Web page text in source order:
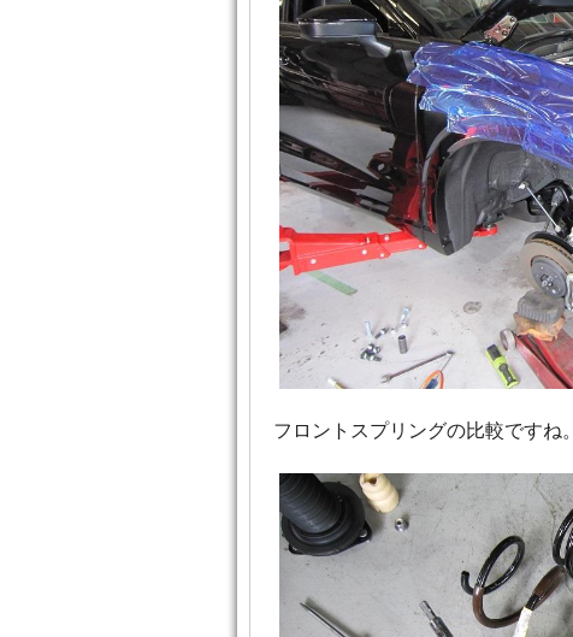
フロントスプリングの比較ですね。